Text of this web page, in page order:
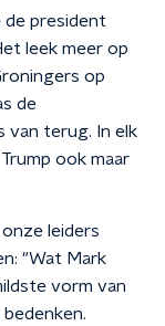
president
leek meer op
op
de
van terug. In elk
ook maar
leiders
"Wat Mark
vorm van